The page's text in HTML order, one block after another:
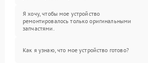
Я хочу, чтобы мое устройство
ремонтировалось только оригинальными
запчастями.
Как я узнаю, что мое устройство готово?